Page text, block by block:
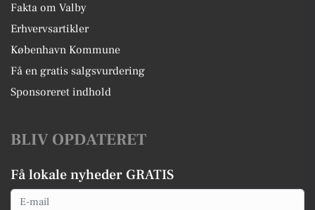
Fakta om Valby
Erhvervsartikler
København Kommune
Få en gratis salgsvurdering
Sponsoreret indhold
BLIV OPDATERET
Få lokale nyheder GRATIS
Email